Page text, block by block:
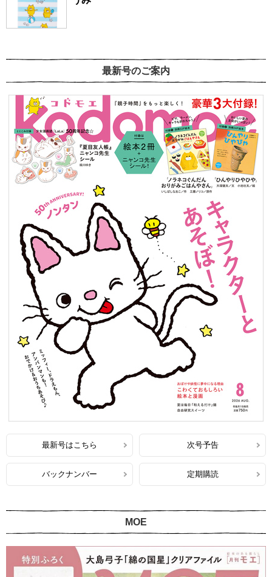
最新号のご案内
最新号はこちら 次号予告
バックナンバー 定期購読
MOE